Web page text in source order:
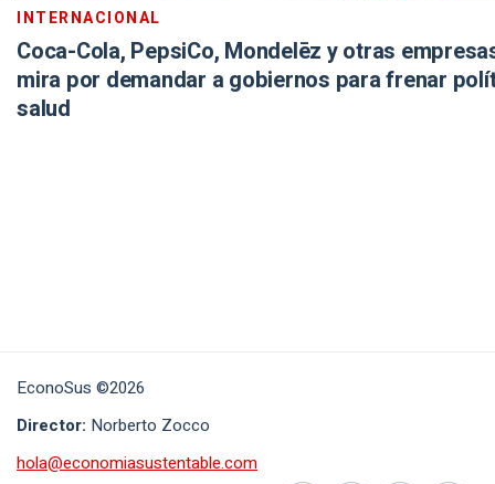
INTERNACIONAL
Coca-Cola, PepsiCo, Mondelēz y otras
mira por demandar a gobiernos para frenar
salud
EconoSus ©2026
Director: Norberto Zocco
hola@economiasustentable.com